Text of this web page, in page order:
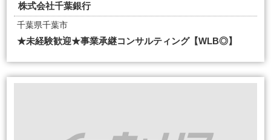
株式会社千葉銀行
千葉県千葉市
★未経験歓迎★事業承継コンサルティング【WLB◎】